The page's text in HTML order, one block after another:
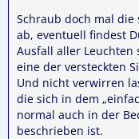
Schraub doch mal
ab, eventuell findest
Ausfall aller Leuchten
eine der versteckten
Und nicht verwirren
die sich in dem
normal auch in der
beschrieben ist.